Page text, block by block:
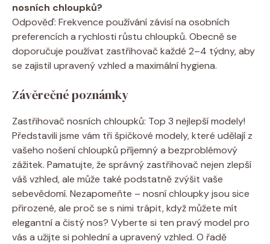
nosních chloupků?
Odpověď: Frekvence používání závisí na osobních
preferencích a rychlosti růstu chloupků. Obecně se
doporučuje používat zastřihovač každé 2–4 týdny, aby
se zajistil upravený vzhled a maximální hygiena.
Závěrečné poznámky
Zastřihovač nosních chloupků: Top 3 nejlepší modely!
Představili jsme vám tři špičkové modely, které udělají z
vašeho nošení chloupků příjemný a bezproblémový
zážitek. Pamatujte, že správný zastřihovač nejen zlepší
váš vzhled, ale může také podstatně zvýšit vaše
sebevědomí. Nezapomeňte – nosní chloupky jsou sice
přirozené, ale proč se s nimi trápit, když můžete mít
elegantní a čistý nos? Vyberte si ten pravý model pro
vás a užijte si pohlední a upravený vzhled. O řadě